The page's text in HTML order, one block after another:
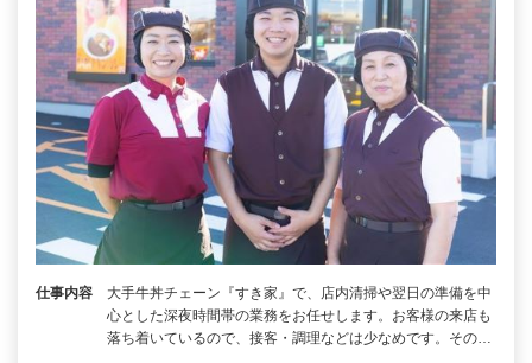
仕事内容
大手牛丼チェーン『すき家』で、店内清掃や翌日の準備を中
心とした深夜時間帯の業務をお任せします。お客様の来店も
落ち着いているので、接客・調理などは少なめです。その…